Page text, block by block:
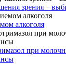
зрения –
алкоголя
при